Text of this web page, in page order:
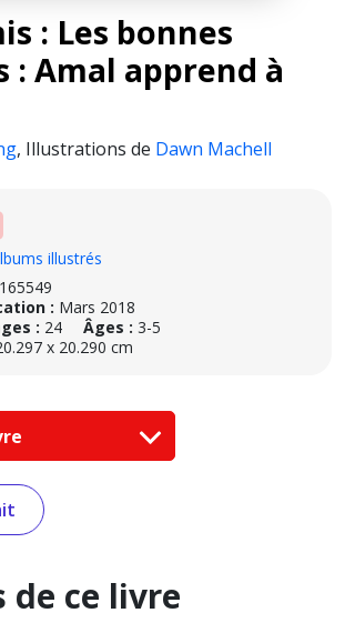
: Les bonnes
: Amal apprend à
, Illustrations de Dawn Machell
illustrés
: Mars 2018
: 24 Âges : 3-5
x 20.290 cm
de ce livre